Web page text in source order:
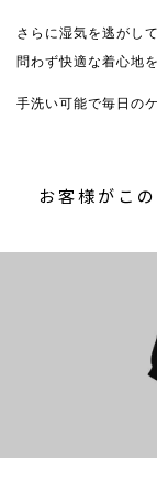
さらに湿気を逃がし
問わず快適な着心地
手洗い可能で毎日の
お客様がこ